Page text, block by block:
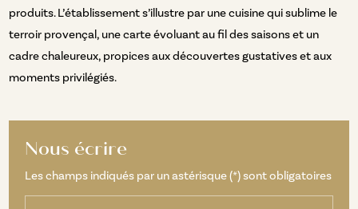
produits. L’établissement s’illustre par une cuisine qui sublime le
terroir provençal, une carte évoluant au fil des saisons et un
cadre chaleureux, propices aux découvertes gustatives et aux
moments privilégiés.
Nous écrire
Les champs indiqués par un astérisque (*) sont obligatoires